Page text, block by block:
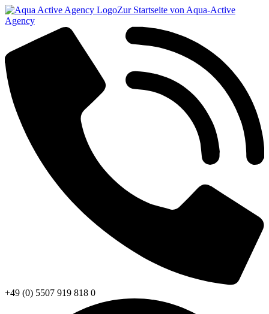
Zur Startseite von Aqua-Active
Agency
+49 (0) 5507 919 818 0